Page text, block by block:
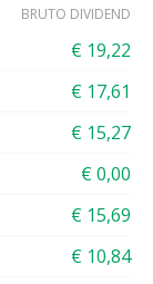
BRUTO DIVIDEND
€ 19,22
€ 17,61
€ 15,27
€ 0,00
€ 15,69
€ 10,84